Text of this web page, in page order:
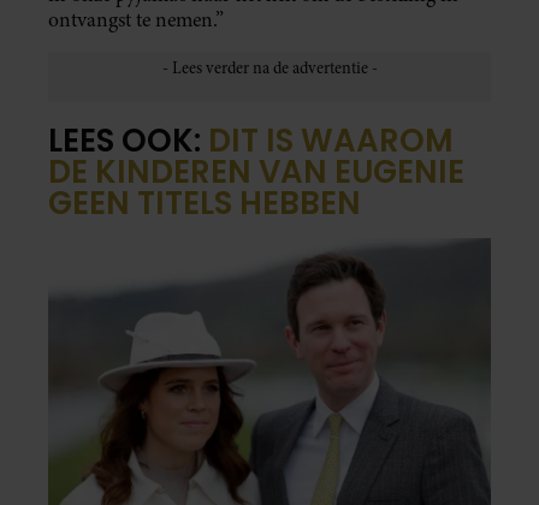
ontvangst te nemen.”
LEES OOK: DIT IS WAAROM
DE KINDEREN VAN EUGENIE
GEEN TITELS HEBBEN